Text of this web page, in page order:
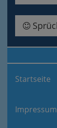
Startseite
Impressum